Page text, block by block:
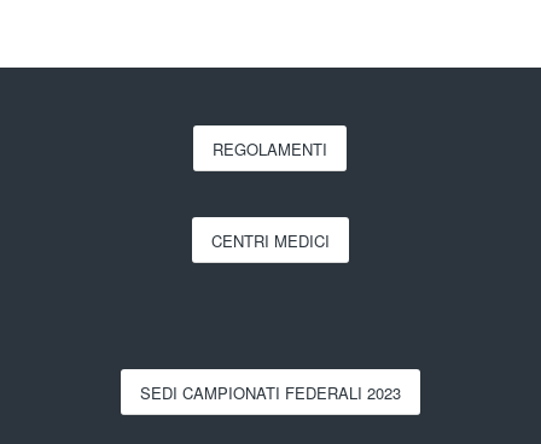
REGOLAMENTI
CENTRI MEDICI
SEDI CAMPIONATI FEDERALI 2023